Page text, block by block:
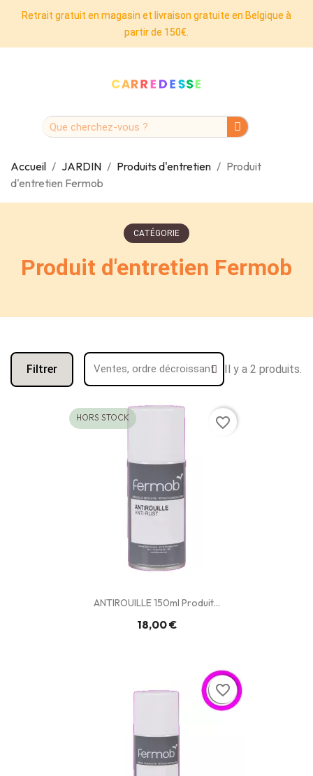
Retrait gratuit en magasin et livraison gratuite en Belgique à
partir de 150€.
Accueil JARDIN Produits d'entretien
Produit
d'entretien Fermob
CATÉGORIE
Produit d'entretien Fermob
Il y a 2 produits.
Filtrer
ANTIROUILLE 150ml Produit...
18,00 €
HORS STOCK favorite_border
favorite_border